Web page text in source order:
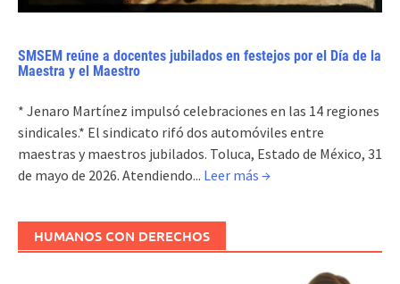
SMSEM reúne a docentes jubilados en festejos por el Día de la
Maestra y el Maestro
* Jenaro Martínez impulsó celebraciones en las 14 regiones
sindicales.* El sindicato rifó dos automóviles entre
maestras y maestros jubilados. Toluca, Estado de México, 31
de mayo de 2026. Atendiendo... Leer más →
HUMANOS CON DERECHOS